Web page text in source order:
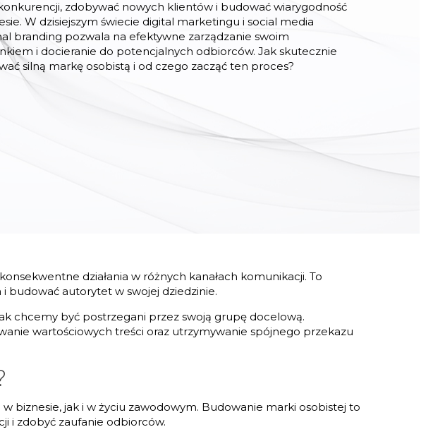
zdobywać nowych klientów i budować wiarygodność
W dzisiejszym świecie digital marketingu i social media
branding pozwala na efektywne zarządzanie swoim
i docieranie do potencjalnych odbiorców. Jak skutecznie
silną markę osobistą i od czego zacząć ten proces?
działania w różnych kanałach komunikacji. To
budować autorytet w swojej dziedzinie.
chcemy być postrzegani przez swoją grupę docelową.
wartościowych treści oraz utrzymywanie spójnego przekazu
biznesie, jak i w życiu zawodowym. Budowanie marki osobistej to
i zdobyć zaufanie odbiorców.